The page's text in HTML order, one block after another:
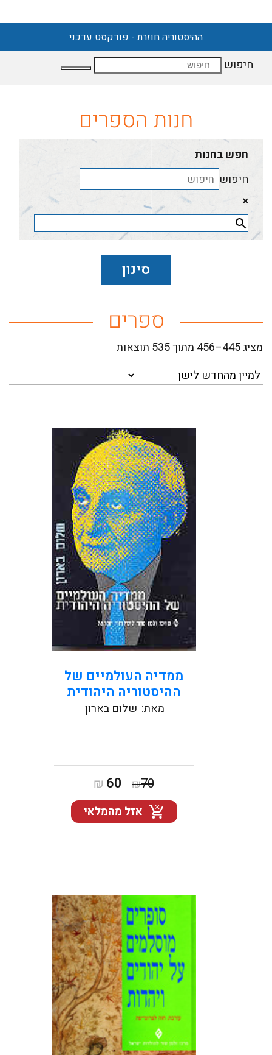
תכנית הקורסים לשנת תשפ"ד
חיפוש
חנות הספרים
חפש בחנות
חיפוש
×
סינון
פרסומי החברה ההיסטורית
ספרים
מציג 445–456 מתוך 535 תוצאות
Sorted
הדגש ששם בארון על המימד
העולמי של ההיסטוריה היהודית
ועל יחסי הגומלין שבין האלמנט
החברתי והאלמנט הדתי בתולדות
ישראל נבע מן האתגר לשלב את
ההיסטוריה היהודית בסביבה
מדעית...
קראו עוד
ממדיה העולמיים של
ההיסטוריה היהודית
מאת: שלום בארון
₪70
המחיר
המקורי
היה:
₪60
המחיר
הנוכחי
הוא:
אזל מהמלאי
זהו ספר יחיד מסוגו המקבץ יחד
דברי הגות של סופרים, משוררים
וחכמי דת מוסלמים, מימי הביניים
ועד העת החדשה, על היהודים
והיהדות. יש בתוכם מי שכותב
בלשון פולמוסית קשה נגד
היהודים...